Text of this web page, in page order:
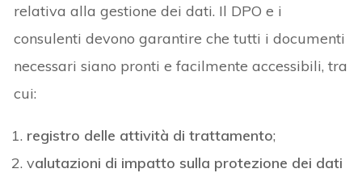
relativa alla gestione dei dati. Il DPO e i
consulenti devono garantire che tutti i documenti
necessari siano pronti e facilmente accessibili, tra
cui:
registro delle attività di trattamento;
valutazioni di impatto sulla protezione dei dati